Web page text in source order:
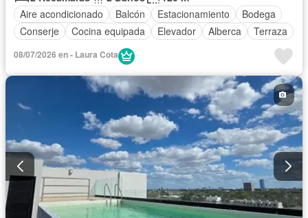
Aire acondicionado
Balcón Estacionamiento
Bodega
Conserje
Cocina equipada Elevador Alberca Terraza
08/07/2026 en - Laura Cota